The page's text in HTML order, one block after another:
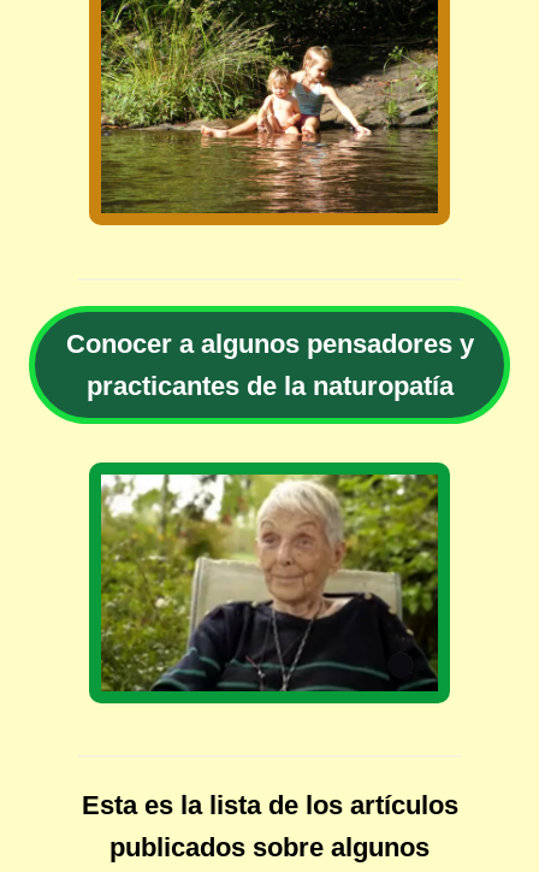
Conocer a algunos pensadores y
practicantes de la naturopatía
Esta es la lista de los artículos
publicados sobre algunos